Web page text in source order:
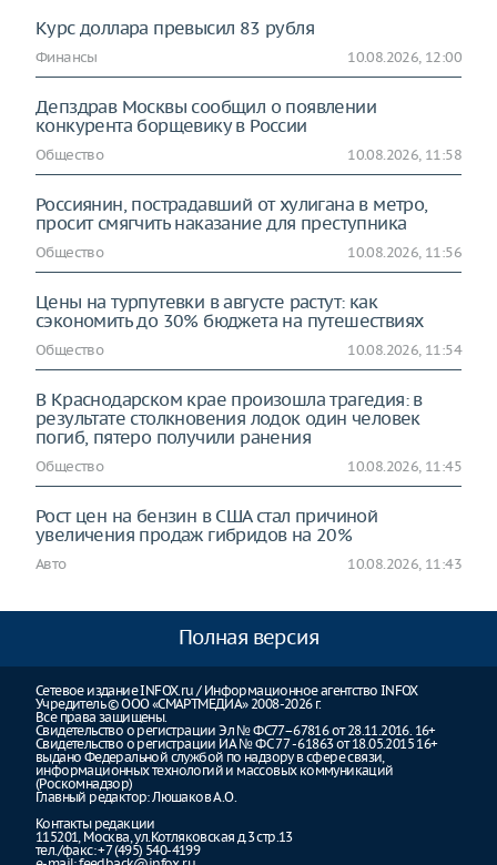
Курс доллара превысил 83 рубля
Финансы 10.08.2026, 12:00
Депздрав Москвы сообщил о появлении
конкурента борщевику в России
Общество 10.08.2026, 11:58
Россиянин, пострадавший от хулигана в метро,
просит смягчить наказание для преступника
Общество 10.08.2026, 11:56
Цены на турпутевки в августе растут: как
сэкономить до 30% бюджета на путешествиях
Общество 10.08.2026, 11:54
В Краснодарском крае произошла трагедия: в
результате столкновения лодок один человек
погиб, пятеро получили ранения
Общество 10.08.2026, 11:45
Рост цен на бензин в США стал причиной
увеличения продаж гибридов на 20%
Авто 10.08.2026, 11:43
Полная версия
Сетевое издание INFOX.ru / Информационное агентство INFOX
Учредитель © ООО «СМАРТМЕДИА» 2008-2026 г.
Все права защищены.
Свидетельство о регистрации Эл № ФС77–67816 от 28.11.2016. 16+
Свидетельство о регистрации ИА № ФС 77 - 61863 от 18.05.2015 16+
выдано Федеральной службой по надзору в сфере связи,
информационных технологий и массовых коммуникаций
(Роскомнадзор)
Главный редактор: Люшаков А.О.
Контакты редакции
115201, Москва, ул.Котляковская д.3 стр.13
тел./факс: +7 (495) 540-4199